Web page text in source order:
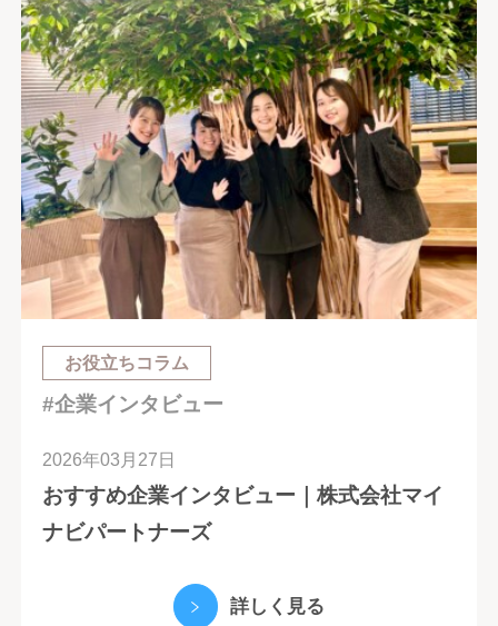
お役立ちコラム
#企業インタビュー
2026年03月27日
おすすめ企業インタビュー｜株式会社マイ
ナビパートナーズ
詳しく見る